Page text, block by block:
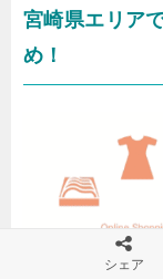
宮崎県エリア
め！
シェア